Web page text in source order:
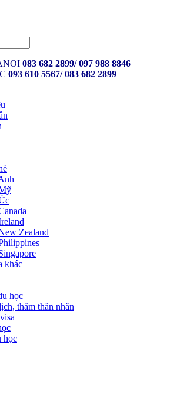
083 682 2899/097 988 8846
093 610 5567/ 083 682 2899
Zealand
khác
học
thăm thân nhân
học